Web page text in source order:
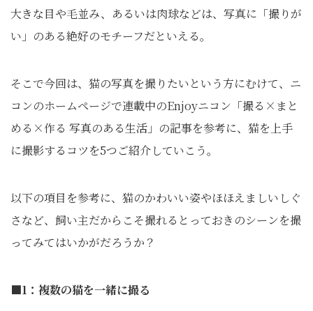
大きな目や毛並み、あるいは肉球などは、写真に「撮りが
い」のある絶好のモチーフだといえる。
そこで今回は、猫の写真を撮りたいという方にむけて、ニ
コンのホームページで連載中のEnjoyニコン「撮る×まと
める×作る 写真のある生活」の記事を参考に、猫を上手
に撮影するコツを5つご紹介していこう。
以下の項目を参考に、猫のかわいい姿やほほえましいしぐ
さなど、飼い主だからこそ撮れるとっておきのシーンを撮
ってみてはいかがだろうか？
■1：複数の猫を一緒に撮る